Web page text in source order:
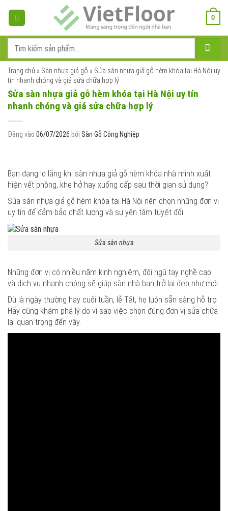
dung
0
kiếm:
Trang chủ » Sàn nhựa giả gỗ » Sửa sàn nhựa giả gỗ hèm khóa tại Hà Nội uy
tín nhanh chóng và giá sửa chữa hợp lý
Sửa sàn nhựa giả gỗ hèm khóa tại Hà Nội uy tín
nhanh chóng và giá sửa chữa hợp lý
Đăng vào 06/07/2026 bởi Sàn Gỗ Công Nghiệp
Bạn đang lo lắng khi sàn nhựa giả gỗ hèm khóa nhà mình xuất
hiện vết phồng, khe hở hay xuống cấp sau thời gian sử dụng?
Sửa sàn nhựa giả gỗ hèm khóa tại Hà Nội nên chọn những đơn vị
uy tín để đảm bảo chất lượng và sự yên tâm tuyệt đối.
Sửa sàn nhựa
Những đơn vị có nhiều năm kinh nghiệm, đội ngũ tay nghề cao
và dịch vụ nhanh chóng sẽ giúp sàn nhà bạn trở lại đẹp như mới.
Dù là ngày thường hay cuối tuần, lễ Tết, họ luôn sẵn sàng hỗ trợ.
Hãy cùng khám phá lý do vì sao việc chọn đúng đơn vị sửa chữa
lại quan trọng đến vậy.